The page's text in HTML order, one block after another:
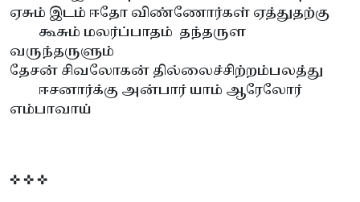
ஏசும் இடம் ஈதோ விண்ணோர்கள் ஏத்துதற்கு
கூசும் மலர்ப்பாதம் தந்தருள
வருந்தருளும்
தேசன் சிவலோகன் தில்லைச்சிற்றம்பலத்து
ஈசனார்க்கு அன்பார் யாம் ஆரேலோர்
எம்பாவாய்
✜ ✜ ✜